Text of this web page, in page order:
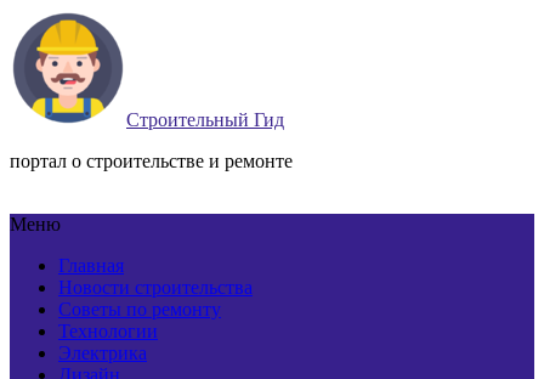
Строительный Гид
портал о строительстве и ремонте
Меню
Главная
Новости строительства
Советы по ремонту
Технологии
Электрика
Дизайн